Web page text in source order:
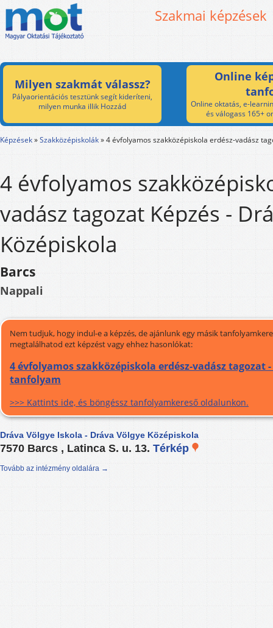
Szakmai képzések
Milyen szakmát válassz?
Pályaorientációs tesztünk segít kideríteni,
milyen munka illik Hozzád
Online
Online oktatás, e-
és válogass 165+
Képzések»Szakközépiskolák»4 évfolyamos szakközépiskola erdész-vadász
4 évfolyamos
vadász tagozat Képzés -
Középiskola
Barcs
Nappali
Nem tudjuk, hogy indul-e a képzés, de ajánlunk egy másik
megtalálhatod ezt képzést vagy ehhez hasonlókat:
4 évfolyamos szakközépiskola erdész-vadász tagozat -
tanfolyam
>>> Kattints ide, és böngéssz tanfolyamkereső oldalunkon.
Dráva Völgye Iskola - Dráva Völgye Középiskola
7570 Barcs , Latinca S. u. 13. Térkép
Tovább az intézmény oldalára →